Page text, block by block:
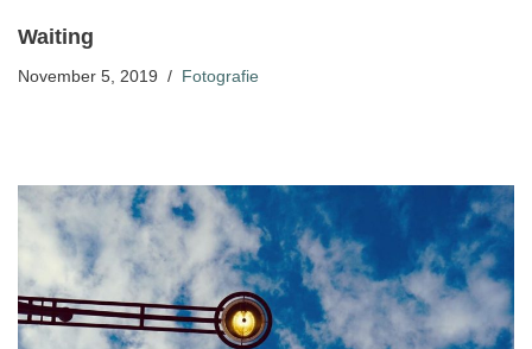
Waiting
November 5, 2019 Fotografie